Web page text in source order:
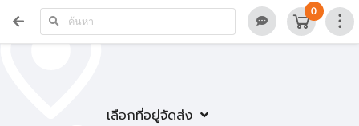
เลือกที่อยู่จัดส่ง
0